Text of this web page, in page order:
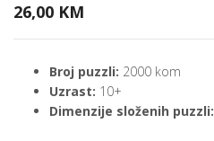
26,00 KM
Broj puzzli: 2000 kom
Uzrast: 10+
Dimenzije složenih puzzli: